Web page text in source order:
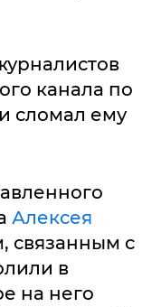
канала по
сломал ему
Алексея
связанным с
в
на него